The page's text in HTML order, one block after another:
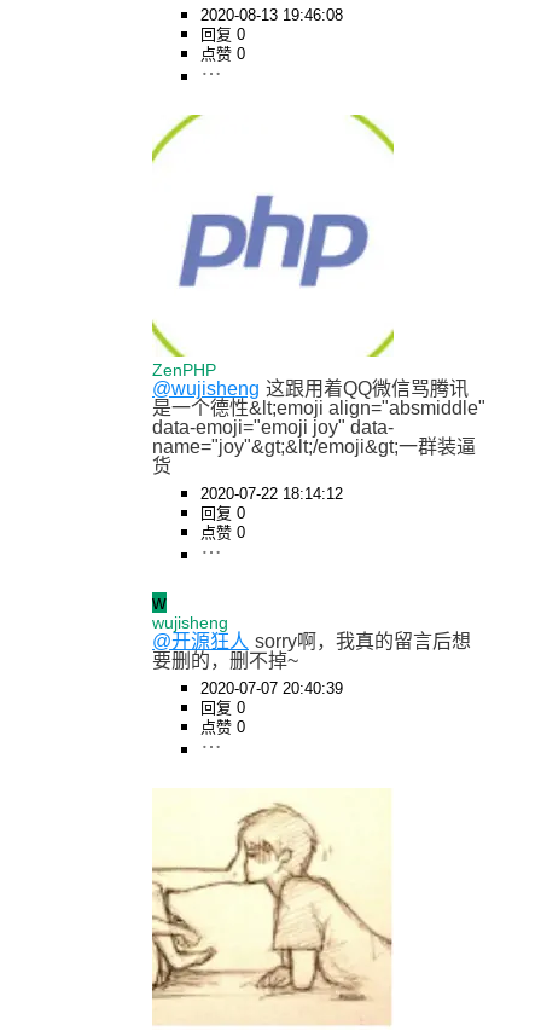
2020-08-13 19:46:08
回复 0
点赞 0
ZenPHP
@wujisheng 这跟用着QQ微信骂腾讯
是一个德性&lt;emoji align="absmiddle"
data-emoji="emoji joy" data-
name="joy"&gt;&lt;/emoji&gt;一群装逼
货
2020-07-22 18:14:12
回复 0
点赞 0
w
wujisheng
@开源狂人 sorry啊，我真的留言后想
要删的，删不掉~
2020-07-07 20:40:39
回复 0
点赞 0